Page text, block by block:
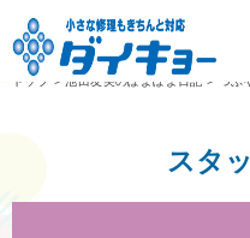
トップ
> 池田友美のぽよぽよ日記 > つぶ
スタ